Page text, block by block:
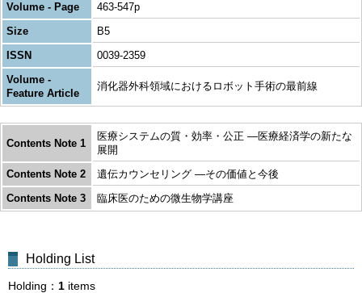
Volume - Page
463-547p
Size
B5
ISSN
0039-2359
Volume -
Feature Article
消化器外科領域におけるロボット手術の最前線
Contents Note 1
医療システムの質・効率・公正 ―医療経済学の新たな
展開
Contents Note 2
遺伝カウンセリング ―その価値と今後
Contents Note 3
臨床医のための微生物学講座
Holding List
Holding 1 items